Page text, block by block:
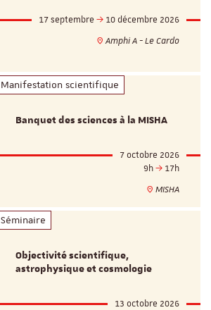
17 septembre
10 décembre 2026
Amphi A - Le Cardo
Manifestation scientifique
Banquet des sciences à la MISHA
7 octobre 2026
9h
17h
MISHA
Séminaire
Objectivité scientifique,
astrophysique et cosmologie
13 octobre 2026